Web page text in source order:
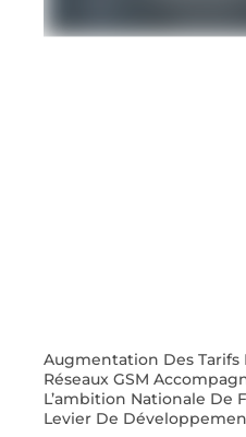
Augmentation Des
Réseaux GSM
L’ambition Nationale De
Levier De